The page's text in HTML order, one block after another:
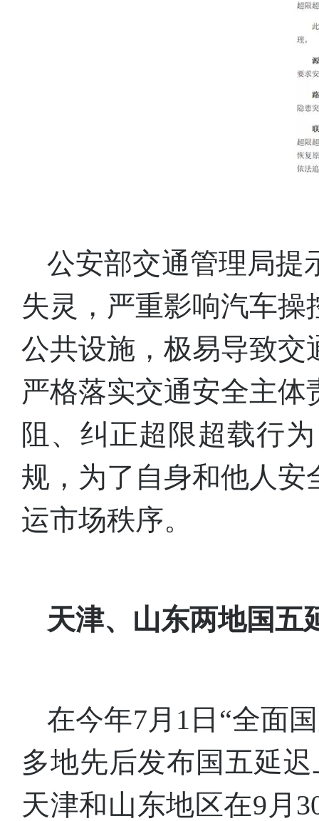
公安部交通管理局提
失灵，严重影响汽车
公共设施，极易导致交
严格落实交通安全主
阻、纠正超限超载行
规，为了自身和他人
运市场秩序。
天津、山东两地国
在今年7月1日“全面
多地先后发布国五延
天津和山东地区在9月